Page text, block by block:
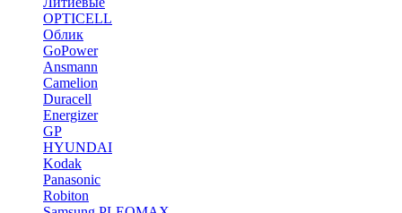
OPTICELL
Облик
GoPower
Ansmann
Camelion
Duracell
Energizer
GP
HYUNDAI
Kodak
Panasonic
Robiton